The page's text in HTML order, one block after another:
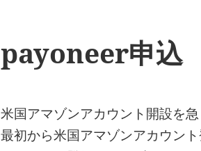
payoneer申込
米国アマゾンアカウント開設を急
最初から米国アマゾンアカウント